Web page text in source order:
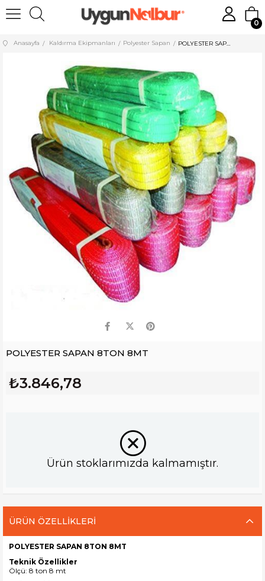
0
Anasayfa Kaldırma Ekipmanları Polyester Sapan
POLYESTER SAPAN 8TON 8MT
₺3.846,78
Ürün stoklarımızda kalmamıştır.
ÜRÜN ÖZELLIKLERI
POLYESTER SAPAN 8TON 8MT
Teknik Özellikler
Ölçü: 8 ton 8 mt